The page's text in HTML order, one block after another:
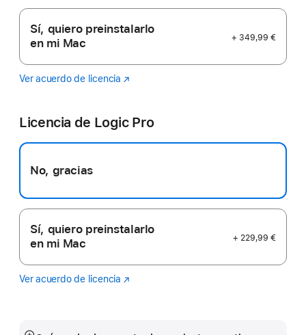
Sí, quiero preinstalarlo
en mi Mac
+ 349,99 €
Ver acuerdo de licencia Final
(Se
una
nueva)
Licencia de Logic Pro
No, gracias
Sí, quiero preinstalarlo
en mi Mac
+ 229,99 €
Ver acuerdo de licencia Logic
(Se